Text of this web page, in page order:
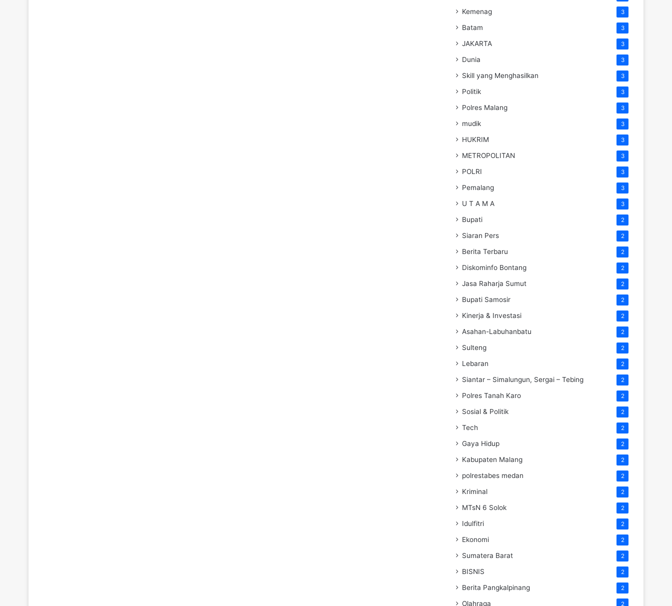
Kemenag 3
Batam 3
JAKARTA 3
Dunia 3
Skill yang Menghasilkan 3
Politik 3
Polres Malang 3
mudik 3
HUKRIM 3
METROPOLITAN 3
POLRI 3
Pemalang 3
U T A M A 3
Bupati 2
Siaran Pers 2
Berita Terbaru 2
Diskominfo Bontang 2
Jasa Raharja Sumut 2
Bupati Samosir 2
Kinerja & Investasi 2
Asahan-Labuhanbatu 2
Sulteng 2
Lebaran 2
Siantar – Simalungun, Sergai – Tebing 2
Polres Tanah Karo 2
Sosial & Politik 2
Tech 2
Gaya Hidup 2
Kabupaten Malang 2
polrestabes medan 2
Kriminal 2
MTsN 6 Solok 2
Idulfitri 2
Ekonomi 2
Sumatera Barat 2
BISNIS 2
Berita Pangkalpinang 2
Olahraga 2